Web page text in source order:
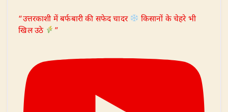
“उत्तरकाशी में बर्फबारी की सफेद चादर
किसानों के चेहरे भी
खिल उठे
”